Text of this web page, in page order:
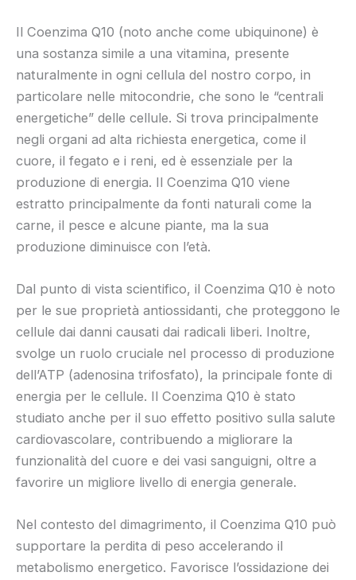
Il Coenzima Q10 (noto anche come ubiquinone) è
una sostanza simile a una vitamina, presente
naturalmente in ogni cellula del nostro corpo, in
particolare nelle mitocondrie, che sono le “centrali
energetiche” delle cellule. Si trova principalmente
negli organi ad alta richiesta energetica, come il
cuore, il fegato e i reni, ed è essenziale per la
produzione di energia. Il Coenzima Q10 viene
estratto principalmente da fonti naturali come la
carne, il pesce e alcune piante, ma la sua
produzione diminuisce con l’età.
Dal punto di vista scientifico, il Coenzima Q10 è noto
per le sue proprietà antiossidanti, che proteggono le
cellule dai danni causati dai radicali liberi. Inoltre,
svolge un ruolo cruciale nel processo di produzione
dell’ATP (adenosina trifosfato), la principale fonte di
energia per le cellule. Il Coenzima Q10 è stato
studiato anche per il suo effetto positivo sulla salute
cardiovascolare, contribuendo a migliorare la
funzionalità del cuore e dei vasi sanguigni, oltre a
favorire un migliore livello di energia generale.
Nel contesto del dimagrimento, il Coenzima Q10 può
supportare la perdita di peso accelerando il
metabolismo energetico. Favorisce l’ossidazione dei